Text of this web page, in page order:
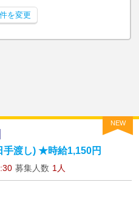
を変更
NEW
渡し) ★時給1,150円
募集人数 1人